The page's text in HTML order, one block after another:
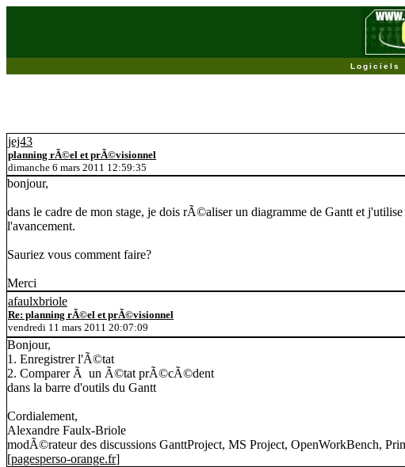
Logiciels
jej43
planning rÃ©el et prÃ©visionnel
dimanche 6 mars 2011 12:59:35
bonjour,
dans le cadre de mon stage, je dois rÃ©aliser un diagramme de Gantt et
l'avancement.
Sauriez vous comment faire?
Merci
afaulxbriole
Re: planning rÃ©el et prÃ©visionnel
vendredi 11 mars 2011 20:07:09
Bonjour,
1. Enregistrer l'Ã©tat
2. Comparer Ã un Ã©tat prÃ©cÃ©dent
dans la barre d'outils du Gantt
Cordialement,
Alexandre Faulx-Briole
modÃ©rateur des discussions GanttProject, MS Project, OpenWorkBench,
[pagesperso-orange.fr]